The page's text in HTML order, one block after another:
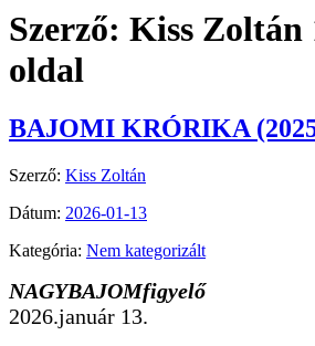
Szerző: Kiss Zoltán
oldal
BAJOMI KRÓRIKA
Szerző: Kiss Zoltán
Dátum: 2026-01-13
Kategória: Nem kategorizált
NAGYBAJOMfigyelő
2026.január 13.